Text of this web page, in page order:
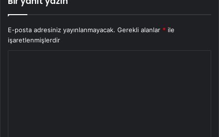
E-posta adresiniz yayınlanmayacak. Gerekli alanlar * ile
işaretlenmişlerdir